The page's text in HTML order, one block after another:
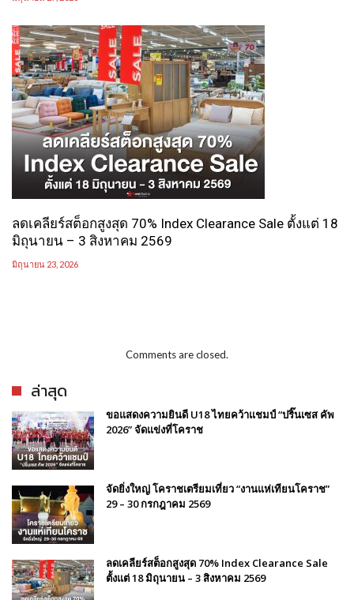
ลดเคลียร์สต็อกสูงสุด 70% Index Clearance Sale ตั้งแต่ 18
มิถุนายน – 3 สิงหาคม 2569
มิถุนายน 23, 2026
Comments are closed.
ล่าสุด
ขอแสดงความยินดี U18 ไทยคว้าแชมป์ “ปริ๊นเซส คัพ
2026” จัดแข่งที่โคราช
จัดยิ่งใหญ่ โคราชเตรียมเที่ยว “งานแห่เทียนโคราช”
29 – 30 กรกฎาคม 2569
ลดเคลียร์สต็อกสูงสุด 70% Index Clearance Sale
ตั้งแต่ 18 มิถุนายน – 3 สิงหาคม 2569